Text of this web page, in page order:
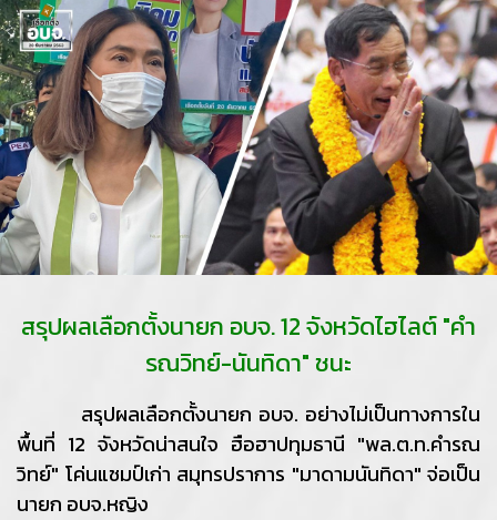
สรุปผลเลือกตั้งนายก อบจ. 12 จังหวัดไฮไลต์ "คำ
รณวิทย์-นันทิดา" ชนะ
สรุปผลเลือกตั้งนายก อบจ. อย่างไม่เป็นทางการใน
พื้นที่ 12 จังหวัดน่าสนใจ ฮือฮาปทุมธานี "พล.ต.ท.คำรณ
วิทย์" โค่นแชมป์เก่า สมุทรปราการ "มาดามนันทิดา" จ่อเป็น
นายก อบจ.หญิง